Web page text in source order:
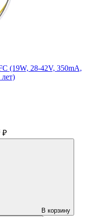
(19W, 28-42V, 350mA,
₽
В корзину